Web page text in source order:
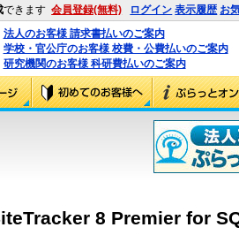
できます 会員登録(無料) ログイン 表示履歴 お
法人のお客様 請求書払いのご案内
学校・官公庁のお客様 校費・公費払いのご案内
研究機関のお客様 科研費払いのご案内
8 Premier for